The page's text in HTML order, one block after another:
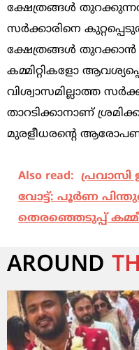
ക്ഷേത്രങ്ങൾ
സർക്കാരിനെ
ക്ഷേത്രങ്ങൾ
കമ്മിറ്റികളോ
വിശ്വാസമില്ലാത്ത
താറടിക്കാനാണ്
മുരളീധരന്റെ
Also read: പ്രവാസി
വോട്ട്: പൂര്‍ണ
തെരഞ്ഞെടുപ്പ്
AROUND